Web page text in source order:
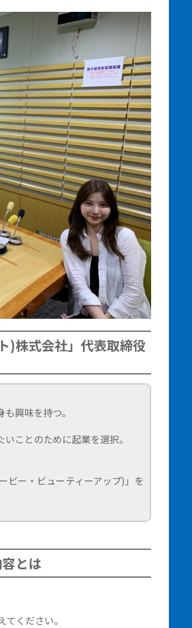
)株式会社」代表取締役
興味を持つ。
ことのために起業を選択。
ビー・ビューティーアップ)」を
とは
ください。